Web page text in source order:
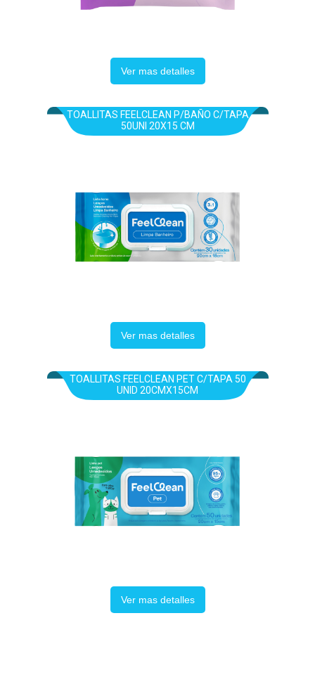
Ver mas detalles
TOALLITAS FEELCLEAN P/BAÑO C/TAPA
50UNI 20X15 CM
Ver mas detalles
TOALLITAS FEELCLEAN PET C/TAPA 50
UNID 20CMX15CM
Ver mas detalles